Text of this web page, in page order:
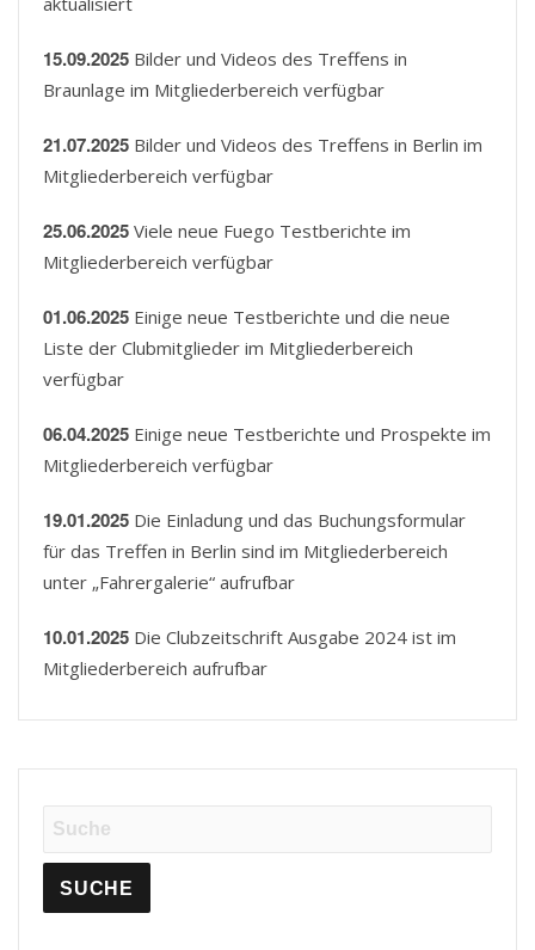
15.09.2025 Bilder und Videos des Treffens in
Braunlage im Mitgliederbereich verfügbar
21.07.2025 Bilder und Videos des Treffens in Berlin im
Mitgliederbereich verfügbar
25.06.2025 Viele neue Fuego Testberichte im
Mitgliederbereich verfügbar
01.06.2025 Einige neue Testberichte und die neue
Liste der Clubmitglieder im Mitgliederbereich
verfügbar
06.04.2025 Einige neue Testberichte und Prospekte im
Mitgliederbereich verfügbar
19.01.2025 Die Einladung und das Buchungsformular
für das Treffen in Berlin sind im Mitgliederbereich
unter „Fahrergalerie“ aufrufbar
10.01.2025 Die Clubzeitschrift Ausgabe 2024 ist im
Mitgliederbereich aufrufbar